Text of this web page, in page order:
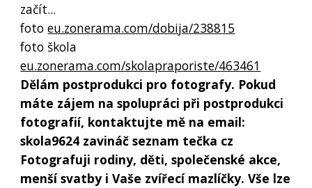
začít...
fotoeu.zonerama.com/dobija/238815
foto škola
eu.zonerama.com/skolapraporiste/463461
Dělám postprodukci pro fotografy. Pokud
máte zájem na spolupráci při postprodukci
fotografií, kontaktujte mě na email:
skola9624 zavináč seznam tečka cz
Fotografuji rodiny, děti, společenské akce,
menší svatby i Vaše zvířecí mazlíčky. Vše lze